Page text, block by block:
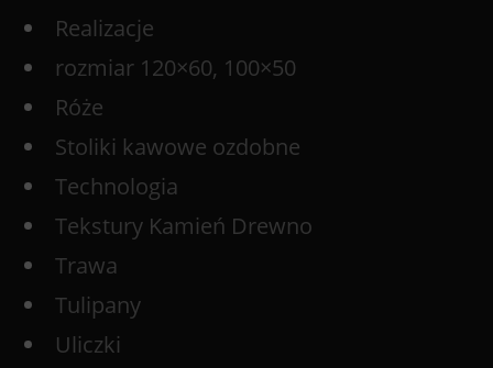
Realizacje
rozmiar 120×60, 100×50
Róże
Stoliki kawowe ozdobne
Technologia
Tekstury Kamień Drewno
Trawa
Tulipany
Uliczki